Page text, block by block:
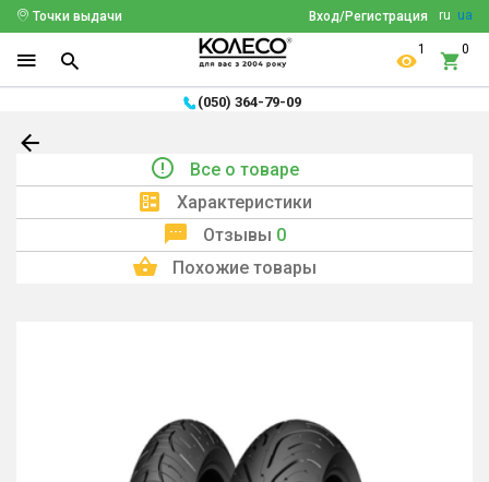
ru ua
Вход/Регистрация
Точки выдачи
1 0
(050) 364-79-09
Все о товаре
Характеристики
Отзывы 0
Похожие товары